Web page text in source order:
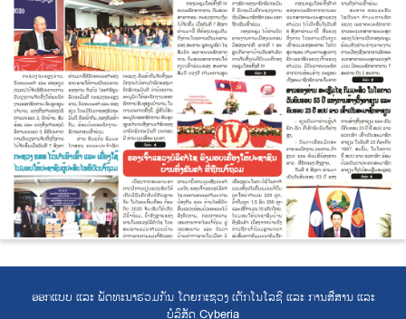
ອອກແບບ ແລະ ພັດທະນາຮ່ວມກັນ ໂດຍກະຊວງ ເຕັກໂນໂລຊີ ແລະ ການສື່ສານ ແລະ
ບໍລິສັດ Cyberia